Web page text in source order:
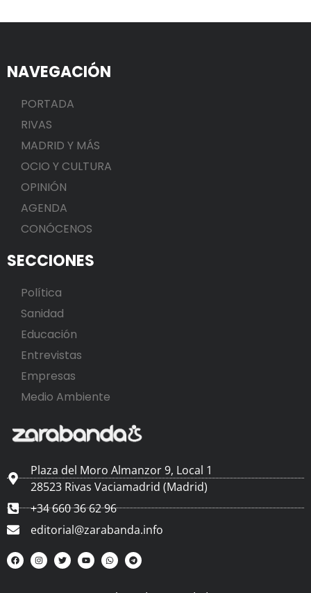
NAVEGACIÓN
PORTADA
RIVAS
MADRID Y MÁS
OCIO Y CULTURA
OPINIÓN
AGENDA
CONÓCENOS
SECCIONES
Política
Sanidad
Educación
Entrevistas
Empresas
Medio Ambiente
Plaza del Moro Almanzor 9, Local 1
28523 Rivas Vaciamadrid (Madrid)
+34 660 36 62 96
editorial@zarabanda.info